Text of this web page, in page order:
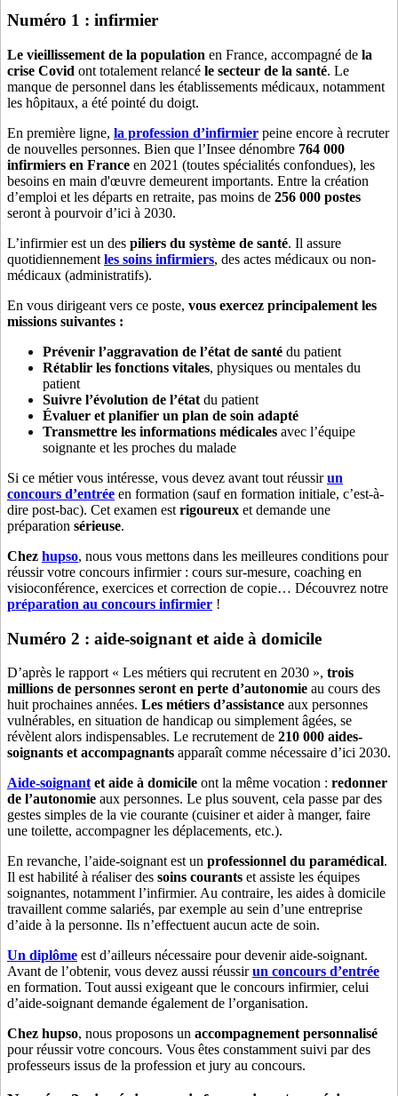
Numéro 1 : infirmier
Le vieillissement de la population en France, accompagné de la
crise Covid ont totalement relancé le secteur de la santé. Le
manque de personnel dans les établissements médicaux, notamment
les hôpitaux, a été pointé du doigt.
En première ligne, la profession d’infirmier peine encore à recruter
de nouvelles personnes. Bien que l’Insee dénombre 764 000
infirmiers en France en 2021 (toutes spécialités confondues), les
besoins en main d'œuvre demeurent importants. Entre la création
d’emploi et les départs en retraite, pas moins de 256 000 postes
seront à pourvoir d’ici à 2030.
L’infirmier est un des piliers du système de santé. Il assure
quotidiennement les soins infirmiers, des actes médicaux ou non-
médicaux (administratifs).
En vous dirigeant vers ce poste, vous exercez principalement les
missions suivantes :
Prévenir l’aggravation de l’état de santé du patient
Rétablir les fonctions vitales, physiques ou mentales du
patient
Suivre l’évolution de l’état du patient
Évaluer et planifier un plan de soin adapté
Transmettre les informations médicales avec l’équipe
soignante et les proches du malade
Si ce métier vous intéresse, vous devez avant tout réussirun
concours d’entrée en formation (sauf en formation initiale, c’est-à-
dire post-bac). Cet examen est rigoureux et demande une
préparation sérieuse.
Chez hupso, nous vous mettons dans les meilleures conditions pour
réussir votre concours infirmier : cours sur-mesure, coaching en
visioconférence, exercices et correction de copie… Découvrez notre
préparation au concours infirmier !
Numéro 2 : aide-soignant et aide à domicile
D’après le rapport « Les métiers qui recrutent en 2030 », trois
millions de personnes seront en perte d’autonomie au cours des
huit prochaines années. Les métiers d’assistance aux personnes
vulnérables, en situation de handicap ou simplement âgées, se
révèlent alors indispensables. Le recrutement de 210 000 aides-
soignants et accompagnants apparaît comme nécessaire d’ici 2030.
Aide-soignant et aide à domicile ont la même vocation : redonner
de l’autonomie aux personnes. Le plus souvent, cela passe par des
gestes simples de la vie courante (cuisiner et aider à manger, faire
une toilette, accompagner les déplacements, etc.).
En revanche, l’aide-soignant est un professionnel du paramédical.
Il est habilité à réaliser des soins courants et assiste les équipes
soignantes, notamment l’infirmier. Au contraire, les aides à domicile
travaillent comme salariés, par exemple au sein d’une entreprise
d’aide à la personne. Ils n’effectuent aucun acte de soin.
Un diplôme est d’ailleurs nécessaire pour devenir aide-soignant.
Avant de l’obtenir, vous devez aussi réussirun concours d’entrée
en formation. Tout aussi exigeant que le concours infirmier, celui
d’aide-soignant demande également de l’organisation.
Chez hupso, nous proposons un accompagnement personnalisé
pour réussir votre concours. Vous êtes constamment suivi par des
professeurs issus de la profession et jury au concours.